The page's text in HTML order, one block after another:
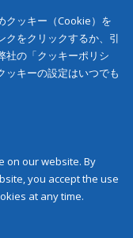
クッキー（Cookie）を
クをクリックするか、引
社の「クッキーポリシ
ッキーの設定はいつでも
on our website. By
you accept the use
at any time.